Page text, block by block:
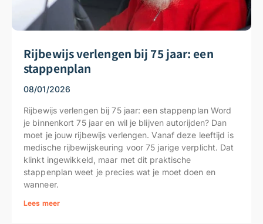
Rijbewijs verlengen bij 75 jaar: een
stappenplan
08/01/2026
Rijbewijs verlengen bij 75 jaar: een stappenplan Word
je binnenkort 75 jaar en wil je blijven autorijden? Dan
moet je jouw rijbewijs verlengen. Vanaf deze leeftijd is
medische rijbewijskeuring voor 75 jarige verplicht. Dat
klinkt ingewikkeld, maar met dit praktische
stappenplan weet je precies wat je moet doen en
wanneer.
Lees meer